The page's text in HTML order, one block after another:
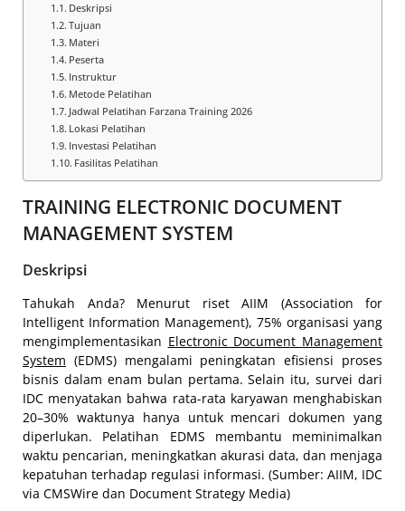
Deskripsi
Tujuan
Materi
Peserta
Instruktur
Metode Pelatihan
Jadwal Pelatihan Farzana Training 2026
Lokasi Pelatihan
Investasi Pelatihan
Fasilitas Pelatihan
TRAINING ELECTRONIC DOCUMENT
MANAGEMENT SYSTEM
Deskripsi
Tahukah Anda? Menurut riset AIIM (Association for
Intelligent Information Management), 75% organisasi yang
mengimplementasikan Electronic Document Management
System (EDMS) mengalami peningkatan efisiensi proses
bisnis dalam enam bulan pertama. Selain itu, survei dari
IDC menyatakan bahwa rata-rata karyawan menghabiskan
20–30% waktunya hanya untuk mencari dokumen yang
diperlukan. Pelatihan EDMS membantu meminimalkan
waktu pencarian, meningkatkan akurasi data, dan menjaga
kepatuhan terhadap regulasi informasi. (Sumber: AIIM, IDC
via CMSWire dan Document Strategy Media)